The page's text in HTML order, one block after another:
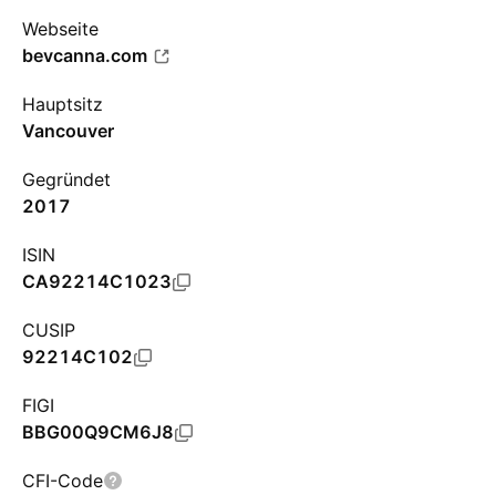
Webseite
bevcanna.com
Hauptsitz
Vancouver
Gegründet
2017
ISIN
CA92214C1023
CUSIP
92214C102
FIGI
BBG00Q9CM6J8
CFI-Code